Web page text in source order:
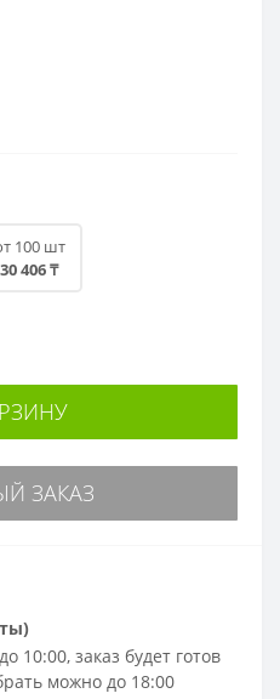
100 шт
30 406 ₸
ЗАКАЗ
10:00, заказ будет готов
можно до 18:00